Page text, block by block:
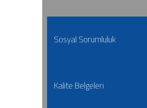
Sosyal Sorumluluk
Kalite Belgeleri